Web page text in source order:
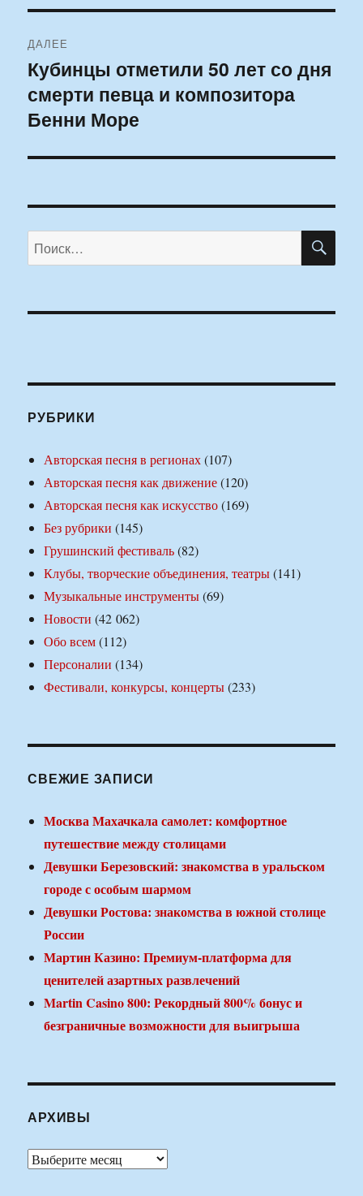
ДАЛЕЕ
Следующая
запись:
Кубинцы отметили 50 лет со дня
смерти певца и композитора
Бенни Море
Искать:
РУБРИКИ
Авторская песня в регионах(107)
Авторская песня как движение(120)
Авторская песня как искусство(169)
Без рубрики (145)
Грушинский фестиваль(82)
Клубы, творческие объединения, театры(141)
Музыкальные инструменты(69)
Новости (42 062)
Обо всем(112)
Персоналии (134)
Фестивали, конкурсы, концерты(233)
СВЕЖИЕ ЗАПИСИ
Москва Махачкала самолет: комфортное
путешествие между столицами
Девушки Березовский: знакомства в уральском
городе с особым шармом
Девушки Ростова: знакомства в южной столице
России
Мартин Казино: Премиум-платформа для
ценителей азартных развлечений
Martin Casino 800: Рекордный 800% бонус и
безграничные возможности для выигрыша
АРХИВЫ
Архивы